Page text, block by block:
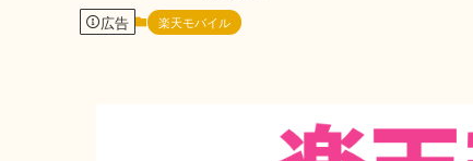
広告 楽天モバイル